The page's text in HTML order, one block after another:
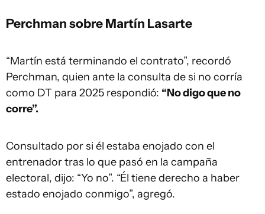
Perchman sobre Martín Lasarte
“Martín está terminando el contrato”, recordó
Perchman, quien ante la consulta de si no corría
como DT para 2025 respondió: “No digo que no
corre”.
Consultado por si él estaba enojado con el
entrenador tras lo que pasó en la campaña
electoral, dijo: “Yo no”. “Él tiene derecho a haber
estado enojado conmigo”, agregó.